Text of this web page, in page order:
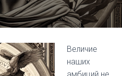
Величие
наших